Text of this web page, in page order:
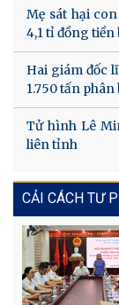
Mẹ sát hại
4,1 tỉ đồng tiền
Hai giám đốc
1.750 tấn
Tử hình Lê
liên tỉnh
CẢI CÁCH TƯ